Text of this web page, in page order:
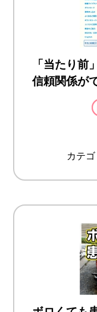
「当たり前
信頼関係が
カテ